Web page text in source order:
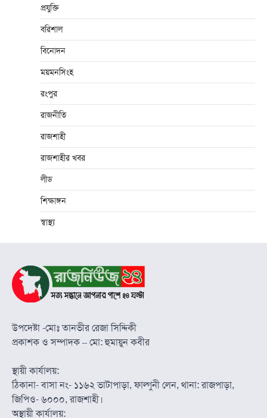
প্রযুক্তি
বরিশাল
বিনোদন
ময়মনসিংহ
রংপুর
রাজনীতি
রাজশাহী
রাজশাহীর খবর
লীড
শিক্ষাঙ্গন
স্বাস্থ্য
উপদেষ্টা -মোঃ তানভীর রেজা সিদ্দিকী
প্রকাশক ও সম্পাদক – মো: হুমায়ুন কবীর
স্থায়ী কার্যালয়:
ঠিকানা- বাসা নং- ১১৬২ ভাটাপাড়া, ফাল্গুনী লেন, থানা: রাজপাড়া,
জিপিও- ৬০০০, রাজশাহী।
অস্থায়ী কার্যালয়: